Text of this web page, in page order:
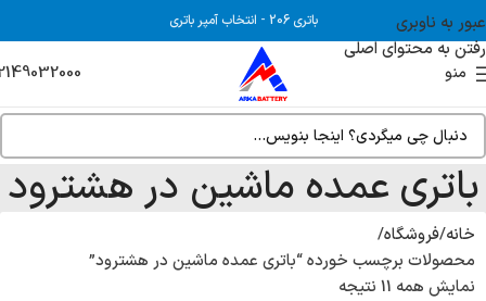
عبور به ناوبری
رفتن به محتوای اصلی
باتری 206 - انتخاب آمپر باتری
منو
باتری عمده ماشین در هشترود
خانه فروشگاه
محصولات برچسب خورده “باتری عمده ماشین در هشترود”
نمایش همه 11 نتیجه